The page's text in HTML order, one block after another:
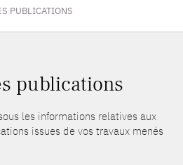
PUBLICATIONS
publications
les informations relatives aux
issues de vos travaux menés